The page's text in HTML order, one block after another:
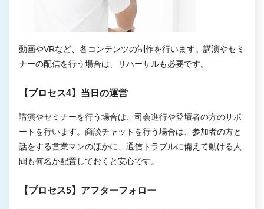
動画やVRなど、各コンテンツの制作を行います。講演やセミ
ナーの配信を行う場合は、リハーサルも必要です。
【プロセス4】当日の運営
講演やセミナーを行う場合は、司会進行や登壇者の方のサポ
ートを行います。商談チャットを行う場合は、参加者の方と
話をする営業マンのほかに、通信トラブルに備えて動ける人
間も何名か配置しておくと安心です。
【プロセス5】アフターフォロー